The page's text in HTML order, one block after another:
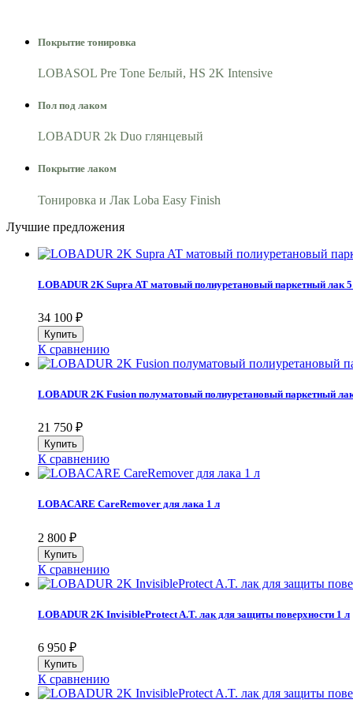
Покрытие тонировка
LOBASOL Pre Tone Белый, HS 2K Intensive
Пол под лаком
LOBADUR 2k Duo глянцевый
Покрытие лаком
Тонировка и Лак Loba Easy Finish
Лучшие предложения
LOBADUR 2K Supra AT матовый полиуретановый паркетный лак 5
34 100 ₽
К сравнению
LOBADUR 2K Fusion полуматовый полиуретановый паркетный
21 750 ₽
К сравнению
LOBACARE CareRemover для лака 1 л
2 800 ₽
К сравнению
LOBADUR 2K InvisibleProtect A.T. лак для защиты поверхности 1 л
6 950 ₽
К сравнению